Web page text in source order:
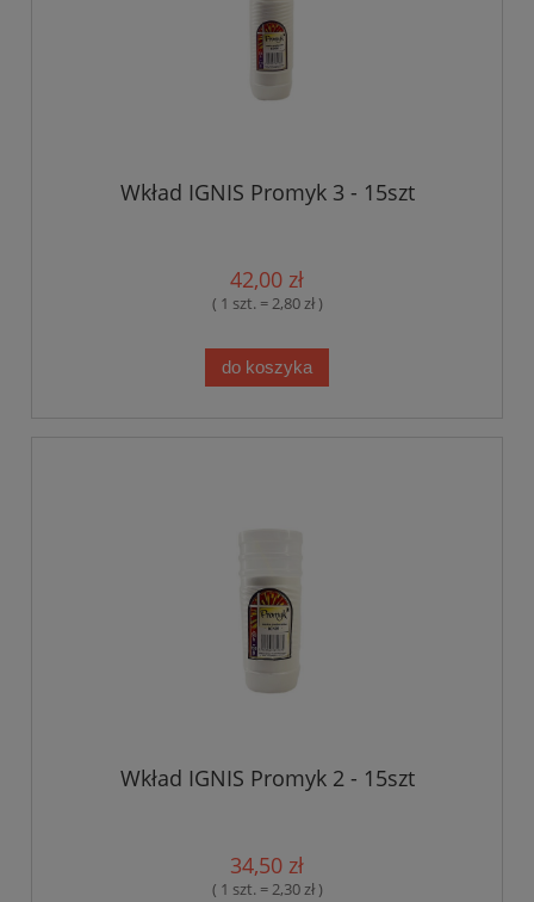
Wkład IGNIS Promyk 3 - 15szt
42,00 zł
( 1 szt. = 2,80 zł )
do koszyka
Wkład IGNIS Promyk 2 - 15szt
34,50 zł
( 1 szt. = 2,30 zł )